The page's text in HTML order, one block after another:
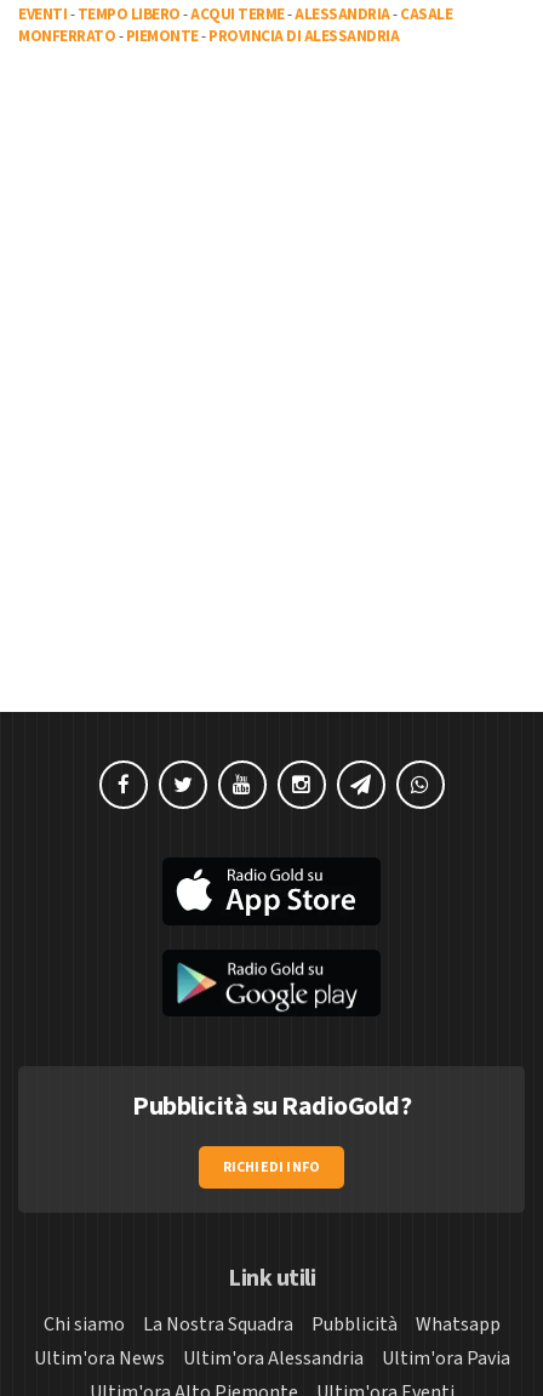
EVENTI-TEMPO LIBERO-ACQUI TERME-ALESSANDRIA-CASALE
MONFERRATO-PIEMONTE-PROVINCIA DI ALESSANDRIA
Pubblicità su RadioGold?
RICHIEDI INFO
Link utili
Chi siamo La Nostra Squadra Pubblicità
Whatsapp
Ultim'ora News
Ultim'ora Alessandria
Ultim'ora Pavia